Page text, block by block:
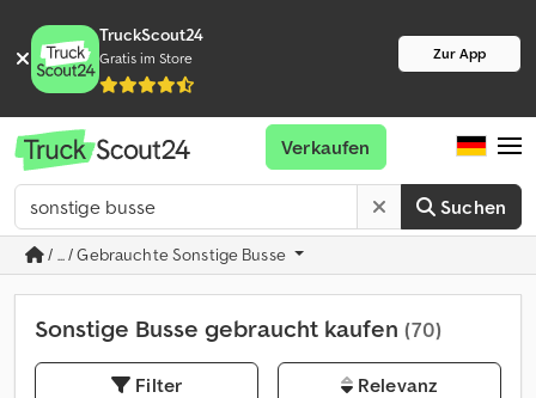
TruckScout24
Gratis im Store Zur App
Suchen
Verkaufen
/ ... / Gebrauchte Sonstige Busse
Sonstige Busse gebraucht kaufen (70)
Filter Relevanz